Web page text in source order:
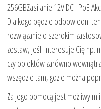
256GBZasilanie 12V DC i PoE
Dla kogo będzie odpowiedni
rozwiązanie o szerokim
zestaw, jeśli interesuje Cię np.
czy obiektów zarówno
wszędzie tam, gdzie można
Za jego pomocą jest możliwy